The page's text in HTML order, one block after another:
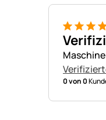
5 von 5
0 von 0